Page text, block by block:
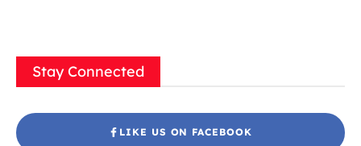
Stay Connected
LIKE US ON FACEBOOK